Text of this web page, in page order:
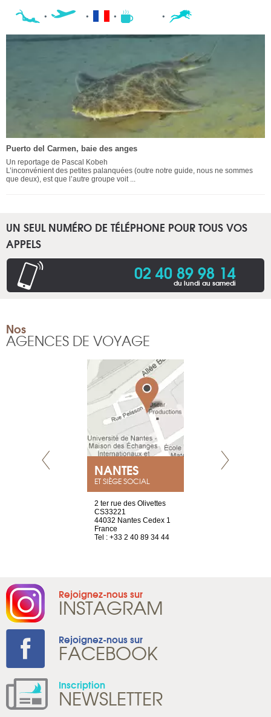
Puerto del Carmen, baie des anges
Un reportage de Pascal Kobeh
L’inconvénient des petites palanquées (outre notre guide, nous ne sommes
que deux), est que l’autre groupe voit ...
UN SEUL NUMÉRO DE TÉLÉPHONE POUR TOUS VOS
APPELS
02 40 89 98 14
du lundi au samedi
Nos
AGENCES DE VOYAGE
NANTES
ET SIÈGE SOCIAL
2 ter rue des Olivettes
CS33221
44032 Nantes Cedex 1
France
Tel : +33 2 40 89 34 44
Rejoignez-nous sur
INSTAGRAM
Rejoignez-nous sur
FACEBOOK
Inscription
NEWSLETTER